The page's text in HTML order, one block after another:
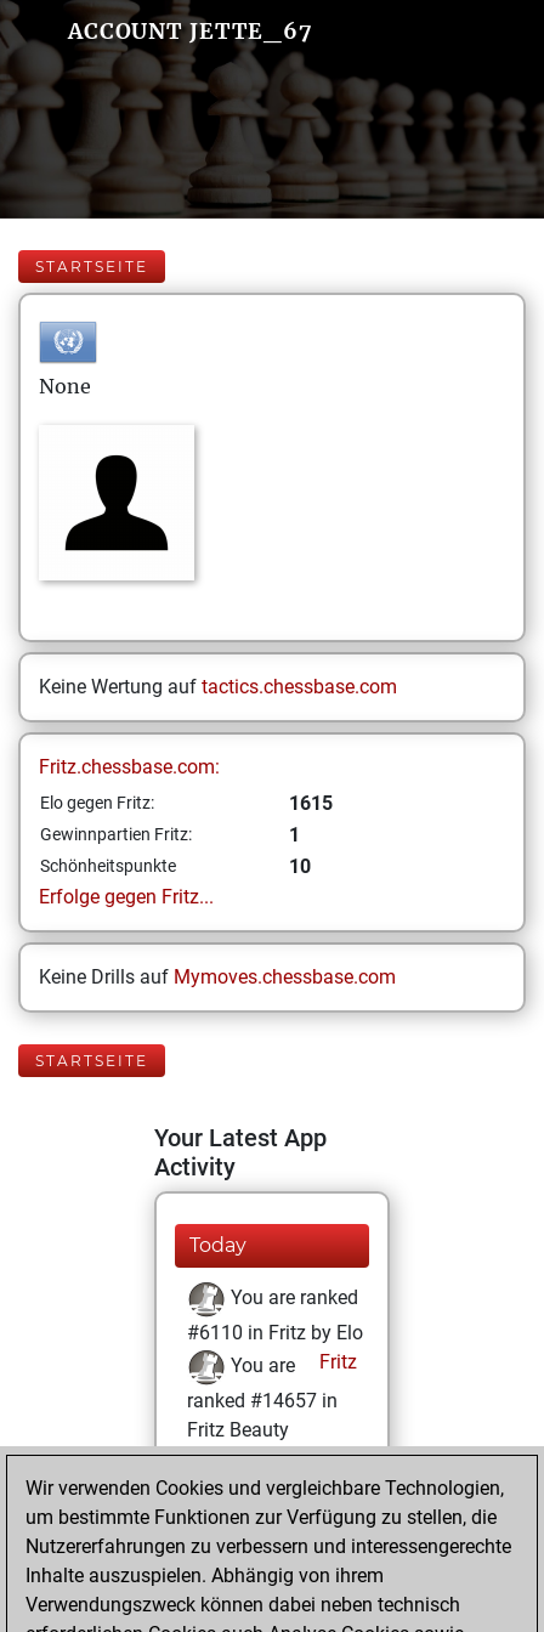
ACCOUNT JETTE_67
STARTSEITE
None
Keine Wertung auf tactics.chessbase.com
Fritz.chessbase.com:
Elo gegen Fritz: 1615
Gewinnpartien Fritz: 1
Schönheitspunkte
10
Erfolge gegen Fritz...
Keine Drills auf Mymoves.chessbase.com
STARTSEITE
Your Latest App
Activity
Today
You are ranked
#6110 in Fritz by Elo
Fritz
You are
ranked #14657 in
Fritz Beauty
Sonntag, Juni 26,
2022
You won
against Fritz
Fritz
Wir verwenden Cookies und vergleichbare Technologien,
um bestimmte Funktionen zur Verfügung zu stellen, die
Nutzererfahrungen zu verbessern und interessengerechte
Inhalte auszuspielen. Abhängig von ihrem
Verwendungszweck können dabei neben technisch